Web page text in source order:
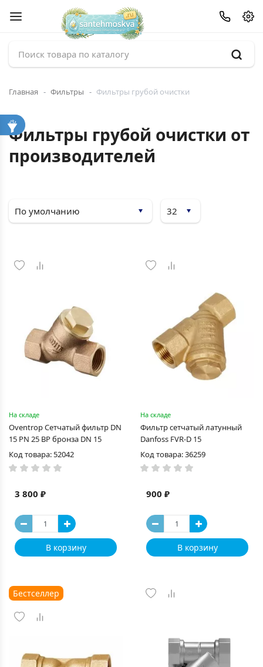
Главная Фильтры Фильтры грубой очистки
Фильтры грубой очистки от
производителей
На складе
Oventrop Сетчатый фильтр DN
15 PN 25 ВР бронза DN 15
Код товара: 52042
3 800 ₽
В корзину
На складе
Фильтр сетчатый латунный
Danfoss FVR-D 15
Код товара: 36259
900 ₽
В корзину
Бестселлер